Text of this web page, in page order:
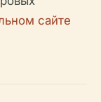
сайте